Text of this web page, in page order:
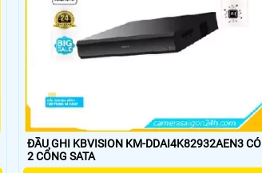
ĐẦU GHI KBVISION KM-DDAI4K82932AEN3 CÓ
2 CỔNG SATA